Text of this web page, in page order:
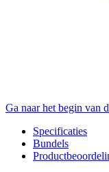
Ga naar het begin van
Specificaties
Bundels